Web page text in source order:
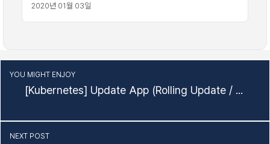
2020년 01월 03일
[Kubernetes] Update App (Rolling Update / Rollback)
YOU MIGHT ENJOY
NEXT POST